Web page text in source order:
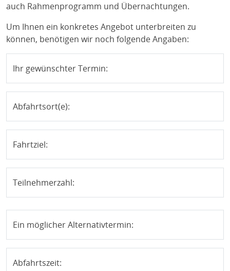
auch Rahmenprogramm und Übernachtungen.
Um Ihnen ein konkretes Angebot unterbreiten zu
können, benötigen wir noch folgende Angaben:
Ihr gewünschter Termin:
Abfahrtsort(e):
Fahrtziel:
Teilnehmerzahl:
Ein möglicher Alternativtermin:
Abfahrtszeit: